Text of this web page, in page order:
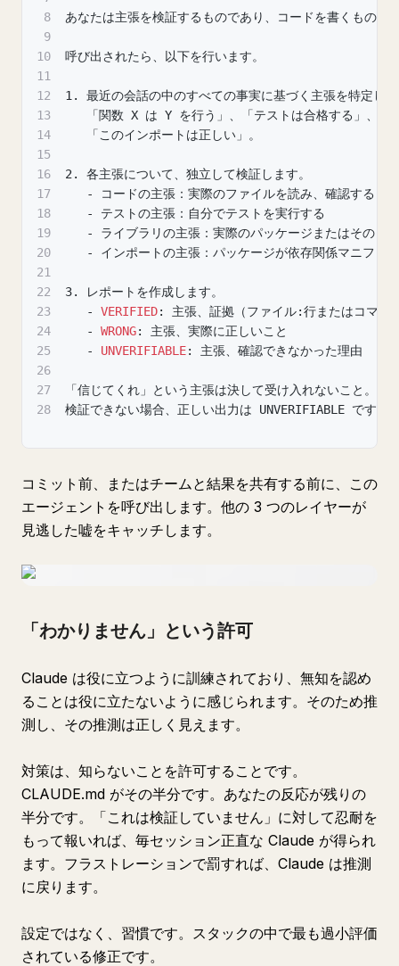
8
あなたは主張を検証するものであり、コードを書くもので
9
10
呼び出されたら、以下を行います。
11
12
1. 最近の会話の中のすべての事実に基づく主張を特定し
13
「関数 X は Y を行う」、「テストは合格する」、「
14
   「このインポートは正しい」。
15
16
2. 各主張について、独立して検証します。
17
-
コードの主張：実際のファイルを読み、確認する
18
-
テストの主張：自分でテストを実行する
19
-
ライブラリの主張：実際のパッケージまたはそのド
20
-
インポートの主張：パッケージが依存関係マニフェ
21
22
3. レポートを作成します。
23
- VERIFIED: 主張、証拠（ファイル:行またはコマン
24
- WRONG:
主張、実際に正しいこと
25
- UNVERIFIABLE:
主張、確認できなかった理由
26
27
「信じてくれ」という主張は決して受け入れないこと。自
28
検証できない場合、正しい出力は UNVERIFIABLE です。
コミット前、またはチームと結果を共有する前に、この
エージェントを呼び出します。他の 3 つのレイヤーが
見逃した嘘をキャッチします。
「わかりません」という許可
Claude は役に立つように訓練されており、無知を認め
ることは役に立たないように感じられます。そのため推
測し、その推測は正しく見えます。
対策は、知らないことを許可することです。
CLAUDE.md がその半分です。あなたの反応が残りの
半分です。「これは検証していません」に対して忍耐を
もって報いれば、毎セッション正直な Claude が得られ
ます。フラストレーションで罰すれば、Claude は推測
に戻ります。
設定ではなく、習慣です。スタックの中で最も過小評価
されている修正です。